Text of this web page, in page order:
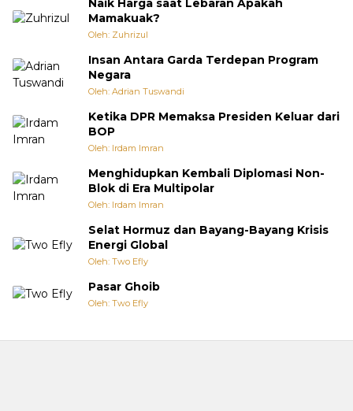
Naik Harga saat Lebaran Apakah
Mamakuak?
Oleh: Zuhrizul
Insan Antara Garda Terdepan Program
Negara
Oleh: Adrian Tuswandi
Ketika DPR Memaksa Presiden Keluar dari
BOP
Oleh: Irdam Imran
Menghidupkan Kembali Diplomasi Non-
Blok di Era Multipolar
Oleh: Irdam Imran
Selat Hormuz dan Bayang-Bayang Krisis
Energi Global
Oleh: Two Efly
Pasar Ghoib
Oleh: Two Efly